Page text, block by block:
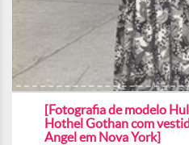
[Fotografia de modelo
Hothel Gothan com
Angel em Nova York]